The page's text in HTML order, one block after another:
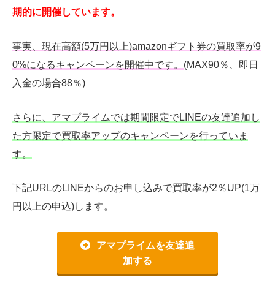
期的に開催しています。
事実、現在高額(5万円以上)amazonギフト券の買取率が9
0%になるキャンペーンを開催中です。 (MAX90％、即日
入金の場合88％)
さらに、アマプライムでは期間限定でLINEの友達追加し
た方限定で買取率アップのキャンペーンを行っていま
す。
下記URLのLINEからのお申し込みで買取率が2％UP(1万
円以上の申込)します。
アマプライムを友達追
加する